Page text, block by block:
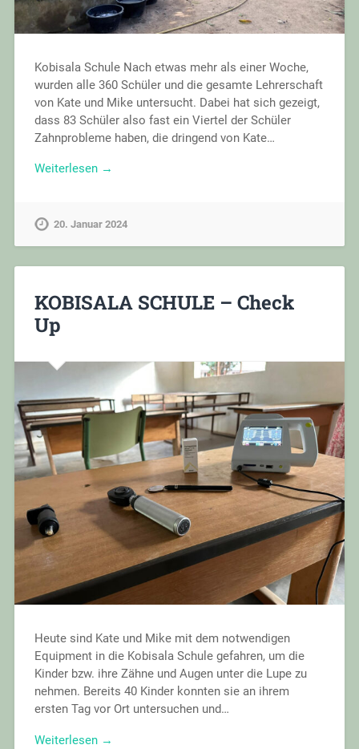
Kobisala Schule Nach etwas mehr als einer Woche,
wurden alle 360 Schüler und die gesamte Lehrerschaft
von Kate und Mike untersucht. Dabei hat sich gezeigt,
dass 83 Schüler also fast ein Viertel der Schüler
Zahnprobleme haben, die dringend von Kate…
Weiterlesen →
20. Januar 2024
KOBISALA SCHULE – Check
Up
Heute sind Kate und Mike mit dem notwendigen
Equipment in die Kobisala Schule gefahren, um die
Kinder bzw. ihre Zähne und Augen unter die Lupe zu
nehmen. Bereits 40 Kinder konnten sie an ihrem
ersten Tag vor Ort untersuchen und…
Weiterlesen →